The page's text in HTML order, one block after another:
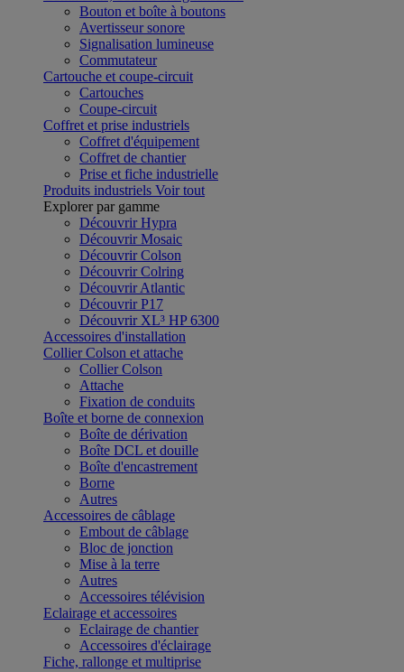
Bouton et boîte à boutons
Avertisseur sonore
Signalisation lumineuse
Commutateur
Cartouche et coupe-circuit
Cartouches
Coupe-circuit
Coffret et prise industriels
Coffret d'équipement
Coffret de chantier
Prise et fiche industrielle
Produits industriels Voir tout
Explorer par gamme
Découvrir Hypra
Découvrir Mosaic
Découvrir Colson
Découvrir Colring
Découvrir Atlantic
Découvrir P17
Découvrir XL³ HP 6300
Accessoires d'installation
Collier Colson et attache
Collier Colson
Attache
Fixation de conduits
Boîte et borne de connexion
Boîte de dérivation
Boîte DCL et douille
Boîte d'encastrement
Borne
Autres
Accessoires de câblage
Embout de câblage
Bloc de jonction
Mise à la terre
Autres
Accessoires télévision
Eclairage et accessoires
Eclairage de chantier
Accessoires d'éclairage
Fiche, rallonge et multiprise